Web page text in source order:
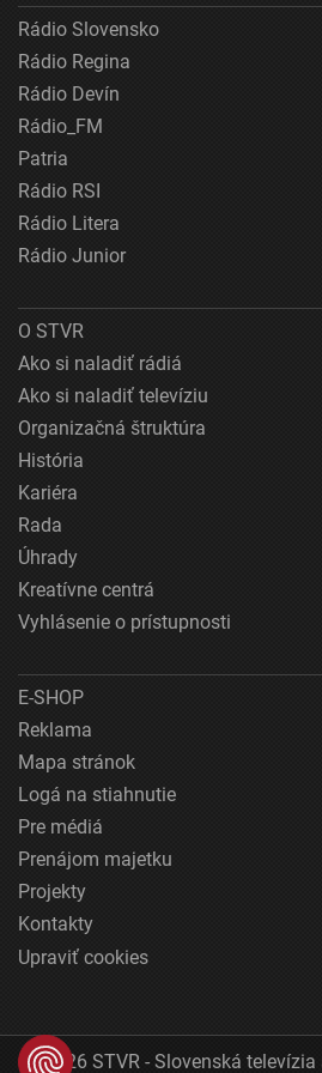
Rádio Slovensko
Rádio Regina
Rádio Devín
Rádio_FM
Patria
Rádio RSI
Rádio Litera
Rádio Junior
O STVR
Ako si naladiť rádiá
Ako si naladiť televíziu
Organizačná štruktúra
História
Kariéra
Rada
Úhrady
Kreatívne centrá
Vyhlásenie o prístupnosti
E-SHOP
Reklama
Mapa stránok
Logá na stiahnutie
Pre médiá
Prenájom majetku
Projekty
Kontakty
Upraviť cookies
© 2026 STVR - Slovenská